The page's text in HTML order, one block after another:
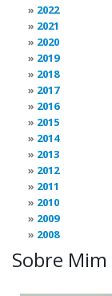
2022
2021
2020
2019
2018
2017
2016
2015
2014
2013
2012
2011
2010
2009
2008
Sobre Mim